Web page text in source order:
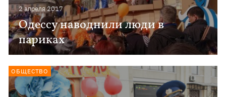
2 апреля 2017
Одессу наводнили люди в
париках
ОБЩЕСТВО